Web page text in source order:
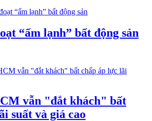
“ấm lạnh” bất động sản
vẫn "đắt khách" bất
suất và giá cao